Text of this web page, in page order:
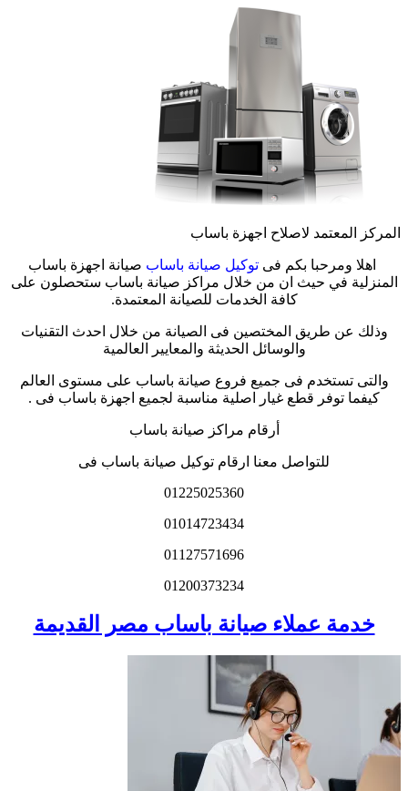
المركز المعتمد لاصلاح اجهزة باساب
اهلا ومرحبا بكم فى توكيل صيانة باساب صيانة اجهزة باساب
المنزلية في حيث ان من خلال مراكز صيانة باساب ستحصلون على
كافة الخدمات للصيانة المعتمدة.
وذلك عن طريق المختصين فى الصيانة من خلال احدث التقنيات
والوسائل الحديثة والمعايير العالمية
والتى تستخدم فى جميع فروع صيانة باساب على مستوى العالم
كيفما توفر قطع غيار اصلية مناسبة لجميع اجهزة باساب فى .
أرقام مراكز صيانة باساب
للتواصل معنا ارقام توكيل صيانة باساب فى
01225025360
01014723434
01127571696
01200373234
خدمة عملاء صيانة باساب مصر القديمة